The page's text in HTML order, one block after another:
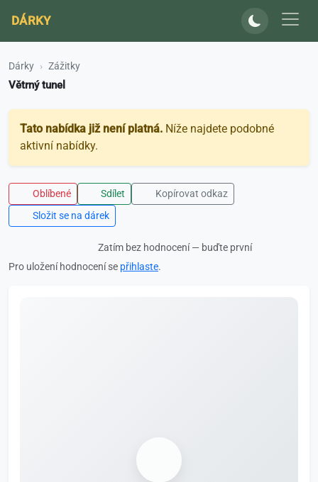
DÁRKY
Dárky Zážitky
Větrný tunel
Tato nabídka již není platná. Níže najdete podobné
aktivní nabídky.
Oblíbené Sdílet
Kopírovat odkaz
Složit se na dárek
Zatím bez hodnocení — buďte první
Pro uložení hodnocení se přihlaste.